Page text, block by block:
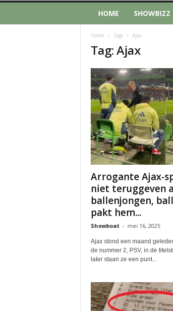
HOME SHOWBIZZ
Home Tags Ajax
Tag: Ajax
Arrogante Ajax-
niet teruggeven
ballenjongen,
pakt hem...
Showboat - mei 16, 2025
Ajax stond een maand
de nummer 2, PSV, in de
later staan ze een punt...